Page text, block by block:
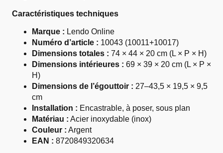
Caractéristiques techniques
Marque : Lendo Online
Numéro d’article : 10043 (10011+10017)
Dimensions totales : 74 × 44 × 20 cm (L × P × H)
Dimensions intérieures : 69 × 39 × 20 cm (L × P ×
H)
Dimensions de l’égouttoir : 27–43,5 × 19,5 × 9,5
cm
Installation : Encastrable, à poser, sous plan
Matériau : Acier inoxydable (inox)
Couleur : Argent
EAN : 8720849320634